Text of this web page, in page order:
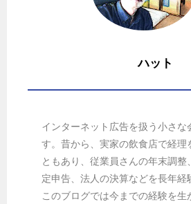
ハット
インターネット広告を扱う小さな
す。昔から、実家の飲食店で経理
ともあり、従業員さんの年末調整
定申告、法人の決算などを長年経
このブログでは今までの経験を生